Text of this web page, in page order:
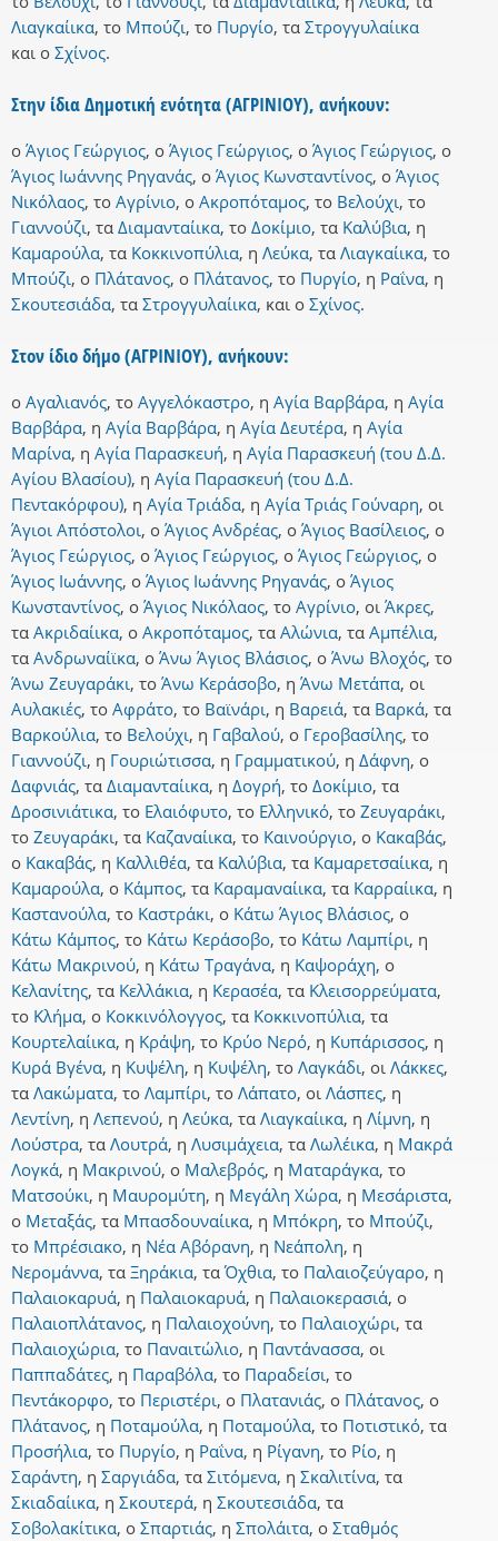
Λιαγκαίικα, το Μπούζι, το Πυργίο, τα Στρογγυλαίικα
και ο Σχίνος.
Στην ίδια Δημοτική ενότητα (ΑΓΡΙΝΙΟΥ), ανήκουν:
ο Άγιος Γεώργιος, ο Άγιος Γεώργιος, ο Άγιος Γεώργιος, ο
Άγιος Ιωάννης Ρηγανάς, ο Άγιος Κωνσταντίνος, ο Άγιος
Νικόλαος, το Αγρίνιο, ο Ακροπόταμος, το Βελούχι, το
Γιαννούζι, τα Διαμανταίικα, το Δοκίμιο, τα Καλύβια, η
Καμαρούλα, τα Κοκκινοπύλια, η Λεύκα, τα Λιαγκαίικα, το
Μπούζι, ο Πλάτανος, ο Πλάτανος, το Πυργίο, η Ραΐνα, η
Σκουτεσιάδα, τα Στρογγυλαίικα, και ο Σχίνος.
Στον ίδιο δήμο (ΑΓΡΙΝΙΟΥ), ανήκουν:
ο Αγαλιανός, το Αγγελόκαστρο, η Αγία Βαρβάρα, η Αγία
Βαρβάρα, η Αγία Βαρβάρα, η Αγία Δευτέρα, η Αγία
Μαρίνα, η Αγία Παρασκευή, η Αγία Παρασκευή (του Δ.Δ.
Αγίου Βλασίου), η Αγία Παρασκευή (του Δ.Δ.
Πεντακόρφου), η Αγία Τριάδα, η Αγία Τριάς Γούναρη, οι
Άγιοι Απόστολοι, ο Άγιος Ανδρέας, ο Άγιος Βασίλειος, ο
Άγιος Γεώργιος, ο Άγιος Γεώργιος, ο Άγιος Γεώργιος, ο
Άγιος Ιωάννης, ο Άγιος Ιωάννης Ρηγανάς, ο Άγιος
Κωνσταντίνος, ο Άγιος Νικόλαος, το Αγρίνιο, οι Άκρες,
τα Ακριδαίικα, ο Ακροπόταμος, τα Αλώνια, τα Αμπέλια,
τα Ανδρωναίϊκα, ο Άνω Άγιος Βλάσιος, ο Άνω Βλοχός, το
Άνω Ζευγαράκι, το Άνω Κεράσοβο, η Άνω Μετάπα, οι
Αυλακιές, το Αφράτο, το Βαϊνάρι, η Βαρειά, τα Βαρκά, τα
Βαρκούλια, το Βελούχι, η Γαβαλού, ο Γεροβασίλης, το
Γιαννούζι, η Γουριώτισσα, η Γραμματικού, η Δάφνη, ο
Δαφνιάς, τα Διαμανταίικα, η Δογρή, το Δοκίμιο, τα
Δροσινιάτικα, το Ελαιόφυτο, το Ελληνικό, το Ζευγαράκι,
το Ζευγαράκι, τα Καζαναίικα, το Καινούργιο, ο Κακαβάς,
ο Κακαβάς, η Καλλιθέα, τα Καλύβια, τα Καμαρετσαίικα, η
Καμαρούλα, ο Κάμπος, τα Καραμαναίικα, τα Καρραίικα, η
Καστανούλα, το Καστράκι, ο Κάτω Άγιος Βλάσιος, ο
Κάτω Κάμπος, το Κάτω Κεράσοβο, το Κάτω Λαμπίρι, η
Κάτω Μακρινού, η Κάτω Τραγάνα, η Καψοράχη, ο
Κελανίτης, τα Κελλάκια, η Κερασέα, τα Κλεισορρεύματα,
το Κλήμα, ο Κοκκινόλογγος, τα Κοκκινοπύλια, τα
Κουρτελαίικα, η Κράψη, το Κρύο Νερό, η Κυπάρισσος, η
Κυρά Βγένα, η Κυψέλη, η Κυψέλη, το Λαγκάδι, οι Λάκκες,
τα Λακώματα, το Λαμπίρι, το Λάπατο, οι Λάσπες, η
Λεντίνη, η Λεπενού, η Λεύκα, τα Λιαγκαίικα, η Λίμνη, η
Λούστρα, τα Λουτρά, η Λυσιμάχεια, τα Λωλέικα, η Μακρά
Λογκά, η Μακρινού, ο Μαλεβρός, η Ματαράγκα, το
Ματσούκι, η Μαυρομύτη, η Μεγάλη Χώρα, η Μεσάριστα,
ο Μεταξάς, τα Μπασδουναίικα, η Μπόκρη, το Μπούζι,
το Μπρέσιακο, η Νέα Αβόρανη, η Νεάπολη, η
Νερομάννα, τα Ξηράκια, τα Όχθια, το Παλαιοζεύγαρο, η
Παλαιοκαρυά, η Παλαιοκαρυά, η Παλαιοκερασιά, ο
Παλαιοπλάτανος, η Παλαιοχούνη, το Παλαιοχώρι, τα
Παλαιοχώρια, το Παναιτώλιο, η Παντάνασσα, οι
Παππαδάτες, η Παραβόλα, το Παραδείσι, το
Πεντάκορφο, το Περιστέρι, ο Πλατανιάς, ο Πλάτανος, ο
Πλάτανος, η Ποταμούλα, η Ποταμούλα, το Ποτιστικό, τα
Προσήλια, το Πυργίο, η Ραΐνα, η Ρίγανη, το Ρίο, η
Σαράντη, η Σαργιάδα, τα Σιτόμενα, η Σκαλιτίνα, τα
Σκιαδαίικα, η Σκουτερά, η Σκουτεσιάδα, τα
Σοβολακίτικα, ο Σπαρτιάς, η Σπολάιτα, ο Σταθμός